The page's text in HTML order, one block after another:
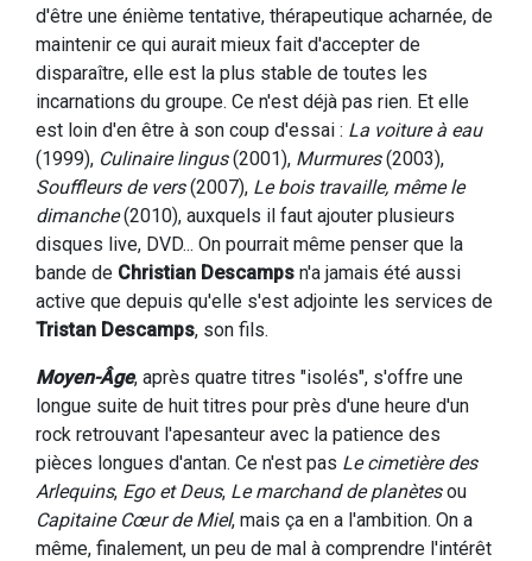
d'être une énième tentative, thérapeutique acharnée, de
maintenir ce qui aurait mieux fait d'accepter de
disparaître, elle est la plus stable de toutes les
incarnations du groupe. Ce n'est déjà pas rien. Et elle
est loin d'en être à son coup d'essai : La voiture à eau
(1999), Culinaire lingus(2001), Murmures(2003),
Souffleurs de vers(2007), Le bois travaille, même le
dimanche(2010), auxquels il faut ajouter plusieurs
disques live, DVD... On pourrait même penser que la
bande de Christian Descamps n'a jamais été aussi
active que depuis qu'elle s'est adjointe les services de
Tristan Descamps, son fils.
Moyen-Âge, après quatre titres "isolés", s'offre une
longue suite de huit titres pour près d'une heure d'un
rock retrouvant l'apesanteur avec la patience des
pièces longues d'antan. Ce n'est pas Le cimetière des
Arlequins, Ego et Deus, Le marchand de planètesou
Capitaine Cœur de Miel, mais ça en a l'ambition. On a
même, finalement, un peu de mal à comprendre l'intérêt